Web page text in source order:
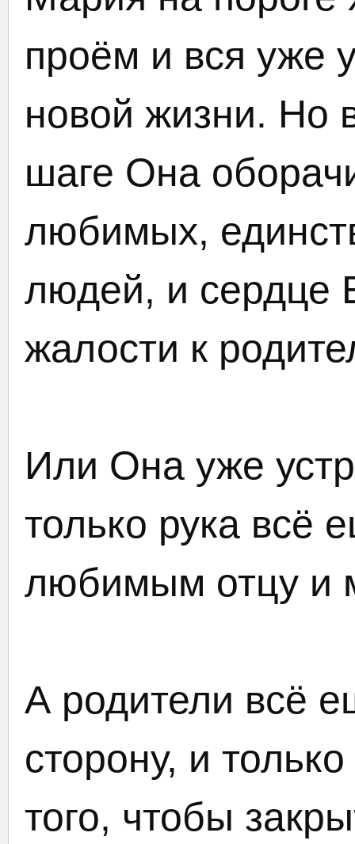
проём и вся уже
новой жизни. Но
шаге Она
любимых,
людей, и сердце
жалости к
Или Она уже
только рука всё
любимым отцу и
А родители всё
сторону, и
того, чтобы